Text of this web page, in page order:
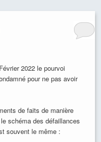
2022 le pourvoi
pour ne pas avoir
de faits de manière
schéma des défaillances
souvent le même :